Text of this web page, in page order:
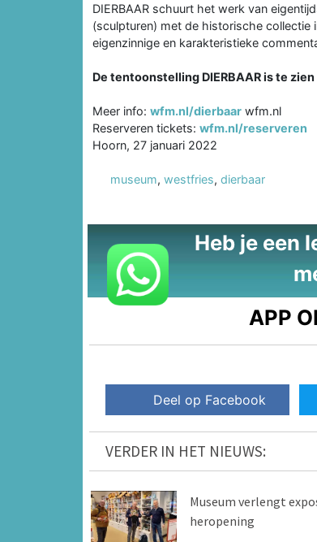
DIERBAAR schuurt het werk van
(sculpturen) met de historische collectie
eigenzinnige en karakteristieke
De tentoonstelling DIERBAAR is te
Meer info: wfm.nl/dierbaar wfm.nl
Reserveren tickets: wfm.nl/reserveren
Hoorn, 27 januari 2022
museum, westfries, dierbaar
Heb je een
APP
Deel op Facebook
VERDER IN HET NIEUWS:
Museum verlengt
heropening